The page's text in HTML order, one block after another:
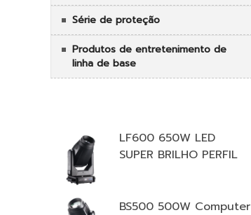
Série de proteção
Produtos de entretenimento de
linha de base
LF600 650W LED
SUPER BRILHO PERFIL
BS500 500W Computer